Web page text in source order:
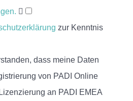
zur Kenntnis
dass meine Daten
von PADI Online
an PADI EMEA